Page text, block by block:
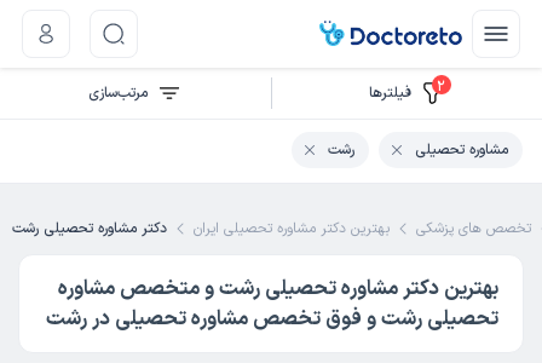
تخصص های پزشکی بهترین دکتر مشاوره تحصیلی ایران دکتر مشاوره تحصیلی رشت
بهترین دکتر مشاوره تحصیلی رشت و متخصص مشاوره
تحصیلی رشت و فوق تخصص مشاوره تحصیلی در رشت
2 فیلتر‌ها مرتب‌سازی
مشاوره تحصیلی رشت